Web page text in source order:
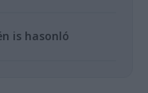
is hasonló